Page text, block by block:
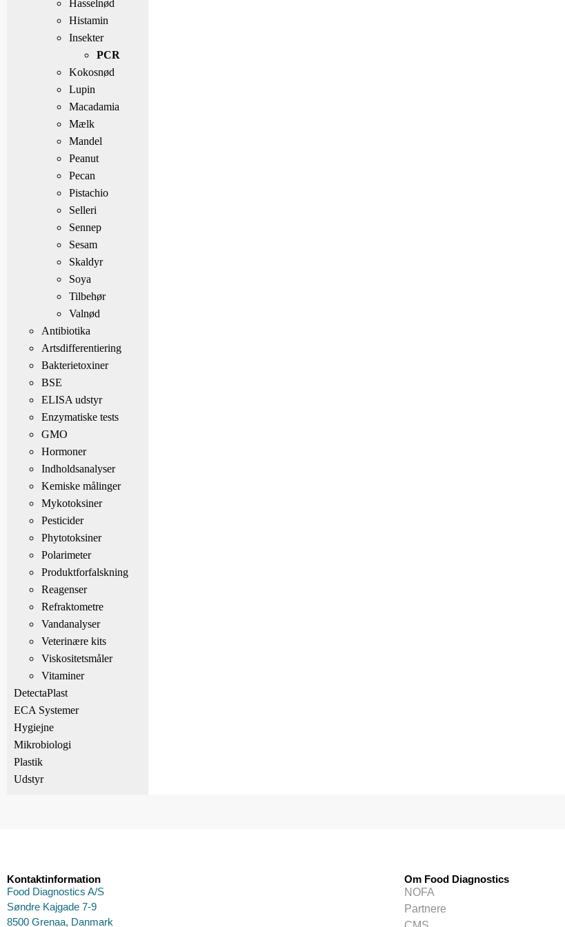
Hasselnød
Histamin
Insekter
PCR
Kokosnød
Lupin
Macadamia
Mælk
Mandel
Peanut
Pecan
Pistachio
Selleri
Sennep
Sesam
Skaldyr
Soya
Tilbehør
Valnød
Antibiotika
Artsdifferentiering
Bakterietoxiner
BSE
ELISA udstyr
Enzymatiske tests
GMO
Hormoner
Indholdsanalyser
Kemiske målinger
Mykotoksiner
Pesticider
Phytotoksiner
Polarimeter
Produktforfalskning
Reagenser
Refraktometre
Vandanalyser
Veterinære kits
Viskositetsmåler
Vitaminer
DetectaPlast
ECA Systemer
Hygiejne
Mikrobiologi
Plastik
Udstyr
Kontaktinformation
Food Diagnostics A/S
Søndre Kajgade 7-9
8500 Grenaa, Danmark
Om Food Diagnostics
NOFA
Partnere